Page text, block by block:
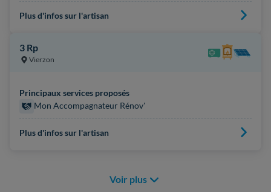
Plus d'infos sur l'artisan
3 Rp
Vierzon
Principaux services proposés
Mon Accompagnateur Rénov'
Plus d'infos sur l'artisan
Voir plus